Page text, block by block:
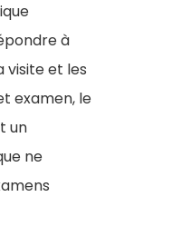
à
visite et les
examen, le
un
ne